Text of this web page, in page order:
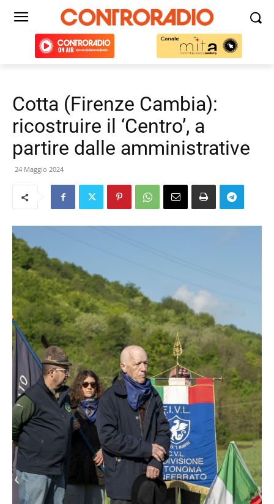
Cotta (Firenze Cambia):
ricostruire il ‘Centro’, a
partire dalle amministrative
24 Maggio 2024